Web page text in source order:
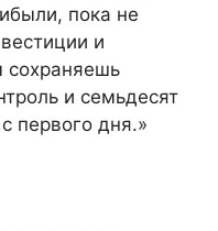
пока не
и
сохраняешь
и семьдесят
первого дня.»